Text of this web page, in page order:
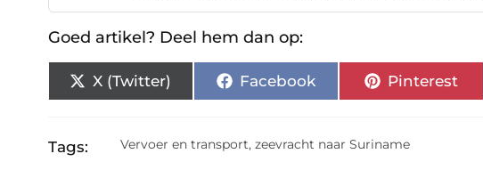
Goed artikel? Deel hem dan op:
X (Twitter) Facebook Pinterest
Tags: Vervoer en transport,zeevracht naar Suriname